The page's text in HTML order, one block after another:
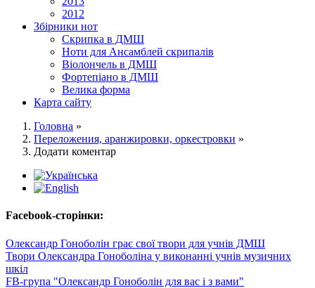
2012
Збірники нот
Скрипка в ДМШ
Ноти для Ансамблей скрипалів
Віолончель в ДМШ
Фортепіано в ДМШ
Велика форма
Карта сайту
Головна »
Переложения, аранжировки, оркестровки »
Додати коментар
Facebook-сторінки:
Олександр Гоноболін грає свої твори для учнів ДМШ
Твори Олександра Гоноболіна у виконанні учнів музичних
шкіл
FB-група "Олександр Гоноболін для вас і з вами"